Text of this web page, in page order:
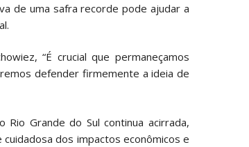
de uma safra recorde pode ajudar a
“É crucial que permaneçamos
defender firmemente a ideia de
Grande do Sul continua acirrada,
dos impactos econômicos e